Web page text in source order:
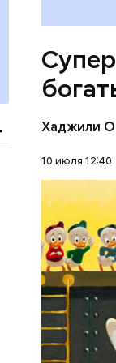
Хаджили
10 июля 12:40
магазине
делала
ДЕНЬГИ